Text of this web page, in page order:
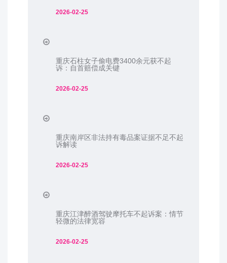
2026-02-25
重庆石柱女子偷电费3400余元获不起
诉：自首赔偿成关键
2026-02-25
重庆南岸区非法持有毒品案证据不足不起
诉解读
2026-02-25
重庆江津醉酒驾驶摩托车不起诉案：情节
轻微的法律宽容
2026-02-25